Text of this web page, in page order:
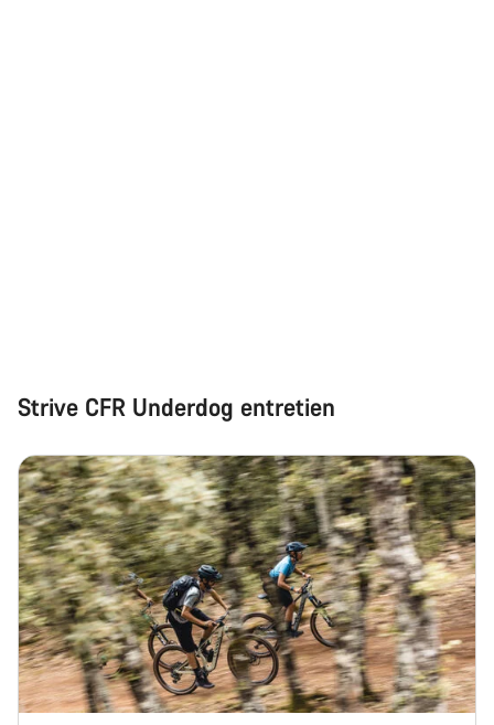
Strive CFR Underdog entretien